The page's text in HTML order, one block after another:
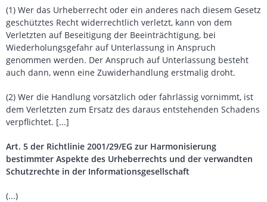
(1) Wer das Urheberrecht oder ein anderes nach diesem Gesetz
geschütztes Recht widerrechtlich verletzt, kann von dem
Verletzten auf Beseitigung der Beeinträchtigung, bei
Wiederholungsgefahr auf Unterlassung in Anspruch
genommen werden. Der Anspruch auf Unterlassung besteht
auch dann, wenn eine Zuwiderhandlung erstmalig droht.
(2) Wer die Handlung vorsätzlich oder fahrlässig vornimmt, ist
dem Verletzten zum Ersatz des daraus entstehenden Schadens
verpflichtet. [...]
Art. 5 der Richtlinie 2001/29/EG zur Harmonisierung
bestimmter Aspekte des Urheberrechts und der verwandten
Schutzrechte in der Informationsgesellschaft
(...)